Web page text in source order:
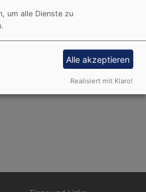
Webseiten
der Ausstellung):
Fußbereichsmenü
um alle Dienste zu
Alle akzeptieren
Realisiert mit Klaro!